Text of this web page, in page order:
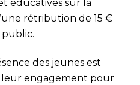
éducatives sur la
rétribution de 15 €
des jeunes est
engagement pour